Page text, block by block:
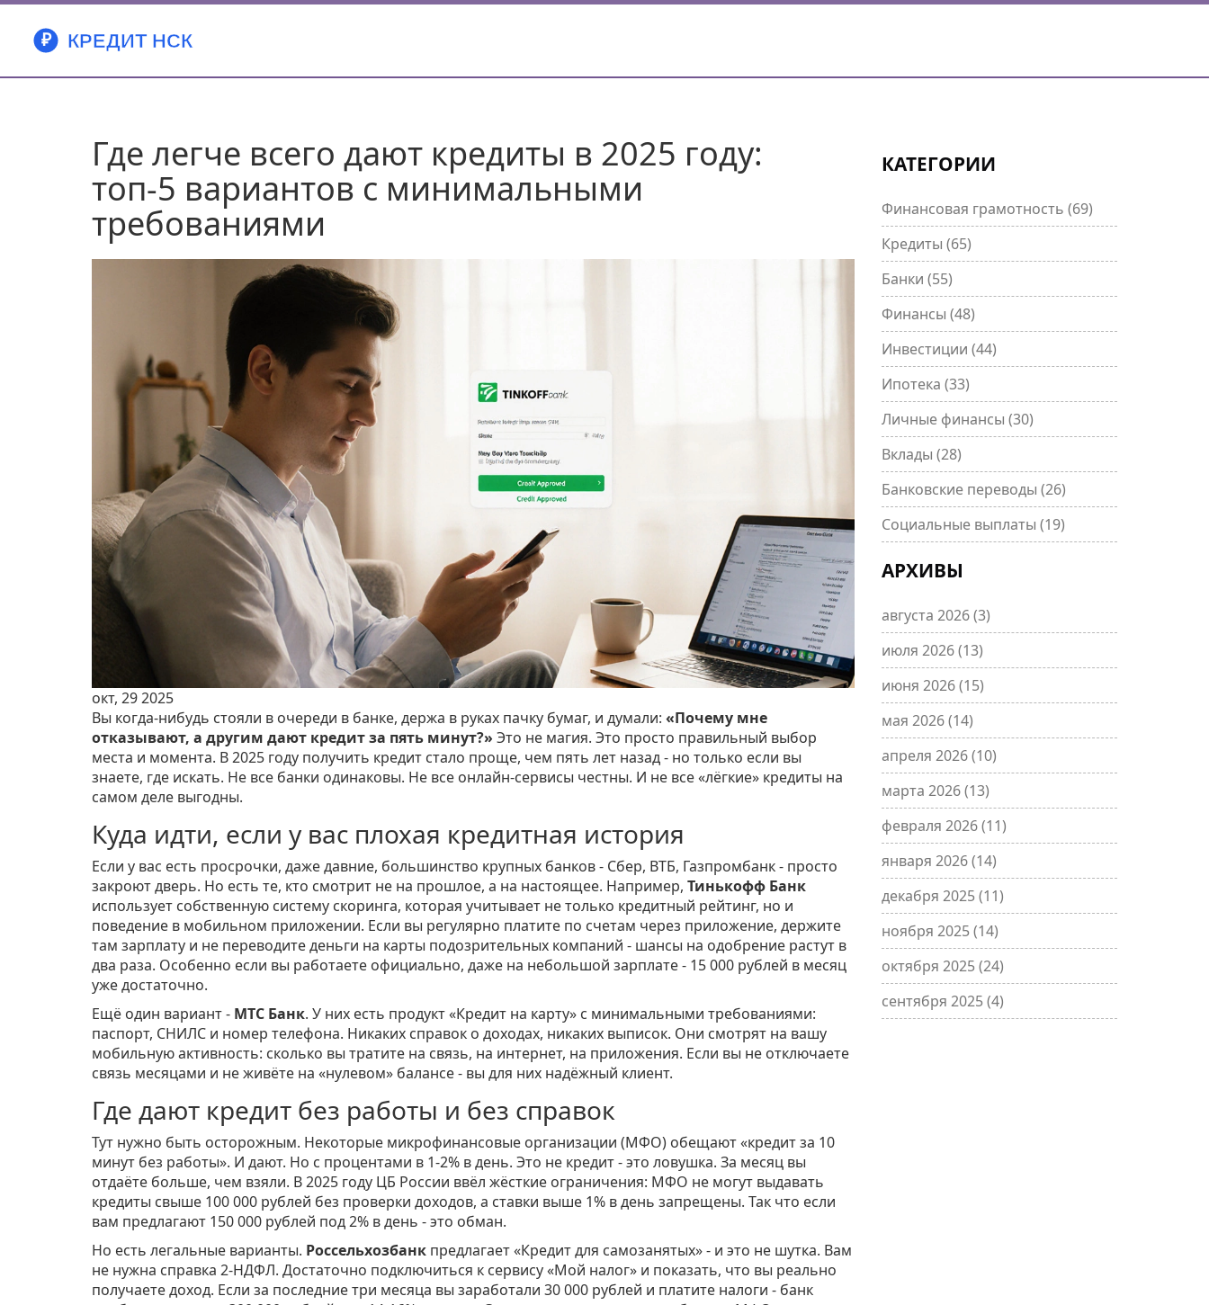
Где легче всего дают кредиты в 2025 году:
топ-5 вариантов с минимальными
требованиями
окт, 29 2025
Вы когда-нибудь стояли в очереди в банке, держа в руках пачку бумаг, и думали: «Почему мне
отказывают, а другим дают кредит за пять минут?» Это не магия. Это просто правильный выбор
места и момента. В 2025 году получить кредит стало проще, чем пять лет назад - но только если вы
знаете, где искать. Не все банки одинаковы. Не все онлайн-сервисы честны. И не все «лёгкие» кредиты на
самом деле выгодны.
Куда идти, если у вас плохая кредитная история
Если у вас есть просрочки, даже давние, большинство крупных банков - Сбер, ВТБ, Газпромбанк - просто
закроют дверь. Но есть те, кто смотрит не на прошлое, а на настоящее. Например, Тинькофф Банк
использует собственную систему скоринга, которая учитывает не только кредитный рейтинг, но и
поведение в мобильном приложении. Если вы регулярно платите по счетам через приложение, держите
там зарплату и не переводите деньги на карты подозрительных компаний - шансы на одобрение растут в
два раза. Особенно если вы работаете официально, даже на небольшой зарплате - 15 000 рублей в месяц
уже достаточно.
Ещё один вариант - МТС Банк. У них есть продукт «Кредит на карту» с минимальными требованиями:
паспорт, СНИЛС и номер телефона. Никаких справок о доходах, никаких выписок. Они смотрят на вашу
мобильную активность: сколько вы тратите на связь, на интернет, на приложения. Если вы не отключаете
связь месяцами и не живёте на «нулевом» балансе - вы для них надёжный клиент.
Где дают кредит без работы и без справок
Тут нужно быть осторожным. Некоторые микрофинансовые организации (МФО) обещают «кредит за 10
минут без работы». И дают. Но с процентами в 1-2% в день. Это не кредит - это ловушка. За месяц вы
отдаёте больше, чем взяли. В 2025 году ЦБ России ввёл жёсткие ограничения: МФО не могут выдавать
кредиты свыше 100 000 рублей без проверки доходов, а ставки выше 1% в день запрещены. Так что если
вам предлагают 150 000 рублей под 2% в день - это обман.
Но есть легальные варианты. Россельхозбанк предлагает «Кредит для самозанятых» - и это не шутка. Вам
не нужна справка 2-НДФЛ. Достаточно подключиться к сервису «Мой налог» и показать, что вы реально
получаете доход. Если за последние три месяца вы заработали 30 000 рублей и платите налоги - банк
КАТЕГОРИИ
Финансовая грамотность (69)
Кредиты (65)
Банки (55)
Финансы (48)
Инвестиции (44)
Ипотека (33)
Личные финансы (30)
Вклады (28)
Банковские переводы (26)
Социальные выплаты (19)
АРХИВЫ
августа 2026(3)
июля 2026(13)
июня 2026(15)
мая 2026(14)
апреля 2026(10)
марта 2026(13)
февраля 2026(11)
января 2026(14)
декабря 2025(11)
ноября 2025(14)
октября 2025(24)
сентября 2025(4)